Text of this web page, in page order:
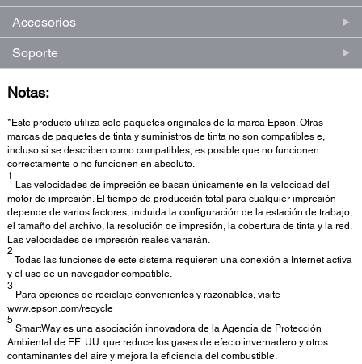
Accesorios
Soporte
Notas:
*Este producto utiliza solo paquetes originales de la marca Epson. Otras
marcas de paquetes de tinta y suministros de tinta no son compatibles e,
incluso si se describen como compatibles, es posible que no funcionen
correctamente o no funcionen en absoluto.
1
Las velocidades de impresión se basan únicamente en la velocidad del
motor de impresión. El tiempo de producción total para cualquier impresión
depende de varios factores, incluida la configuración de la estación de trabajo,
el tamaño del archivo, la resolución de impresión, la cobertura de tinta y la red.
Las velocidades de impresión reales variarán.
2
Todas las funciones de este sistema requieren una conexión a Internet activa
y el uso de un navegador compatible.
3
Para opciones de reciclaje convenientes y razonables, visite
www.epson.com/recycle
5
SmartWay es una asociación innovadora de la Agencia de Protección
Ambiental de EE. UU. que reduce los gases de efecto invernadero y otros
contaminantes del aire y mejora la eficiencia del combustible.